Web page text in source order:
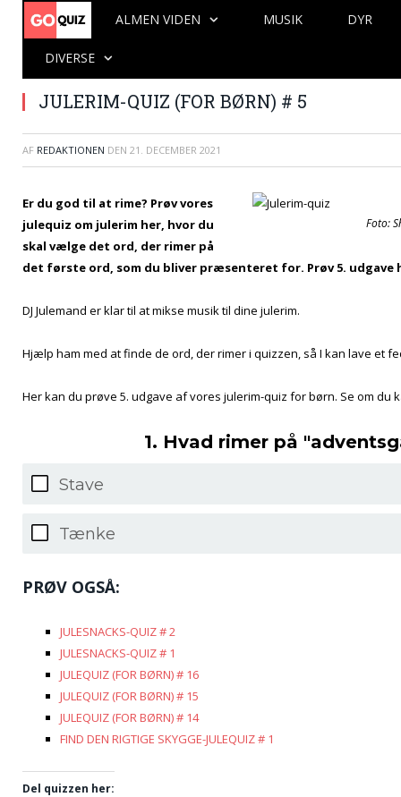
ALMEN VIDEN MUSIK DYR
DIVERSE
JULERIM-QUIZ (FOR BØRN) # 5
AF REDAKTIONEN DEN 21. DECEMBER 2021
Foto:
Er du god til at rime? Prøv vores
julequiz om julerim her, hvor du
skal vælge det ord, der rimer på
det første ord, som du bliver præsenteret for. Prøv 5. udgave
DJ Julemand er klar til at mikse musik til dine julerim.
Hjælp ham med at finde de ord, der rimer i quizzen, så I kan lave et
Her kan du prøve 5. udgave af vores julerim-quiz for børn. Se om du
1. Hvad rimer på
Stave
Tænke
PRØV OGSÅ:
JULESNACKS-QUIZ # 2
JULESNACKS-QUIZ # 1
JULEQUIZ (FOR BØRN) # 16
JULEQUIZ (FOR BØRN) # 15
JULEQUIZ (FOR BØRN) # 14
FIND DEN RIGTIGE SKYGGE-JULEQUIZ # 1
Del quizzen her: